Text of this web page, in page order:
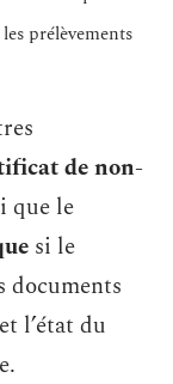
prélèvements
de non-
que le
si le
documents
l’état du